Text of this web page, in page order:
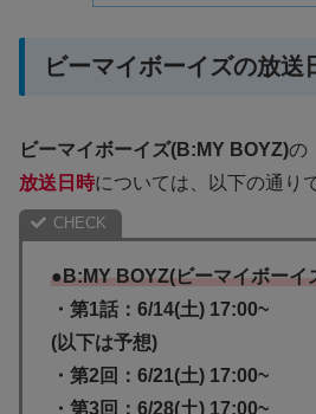
ビーマイボーイズの放送
ビーマイボーイズ(B:MY BOYZ)の
放送日時については、以下の通り
●B:MY BOYZ(ビーマイボーイ
・第1話：6/14(土) 17:00~
(以下は予想)
・第2回：6/21(土) 17:00~
・第3回：6/28(土) 17:00~